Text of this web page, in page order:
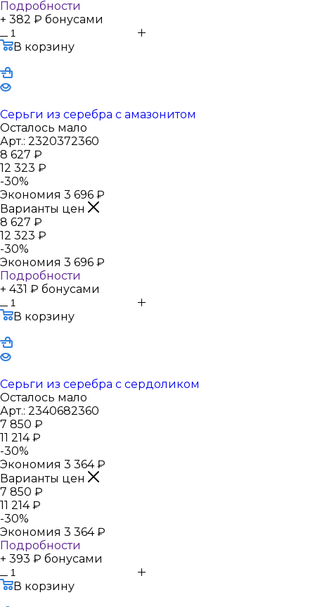
Подробности
+ 382 ₽ бонусами
В корзину
Серьги из серебра с амазонитом
Осталось мало
Арт.: 2320372360
8 627 ₽
12 323 ₽
-30%
Экономия 3 696 ₽
Варианты цен
8 627 ₽
12 323 ₽
-30%
Экономия 3 696 ₽
Подробности
+ 431 ₽ бонусами
В корзину
Серьги из серебра с сердоликом
Осталось мало
Арт.: 2340682360
7 850 ₽
11 214₽
-30%
Экономия 3 364₽
Варианты цен
7 850 ₽
11 214₽
-30%
Экономия 3 364₽
Подробности
+ 393 ₽ бонусами
В корзину